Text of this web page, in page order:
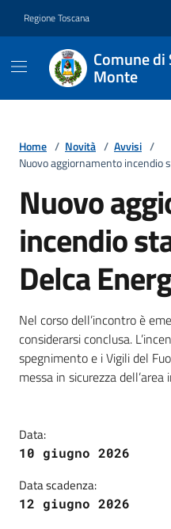
Regione Toscana
Comune di
Monte
Home / Novità / Avvisi /
Nuovo aggiornamento incendio
Nuovo
incendio
Delca
Dettagli
Nel corso dell’incontro è
considerarsi conclusa.
spegnimento e i Vigili del
messa in sicurezza
Data:
10 giugno 2026
Data scadenza:
12 giugno 2026